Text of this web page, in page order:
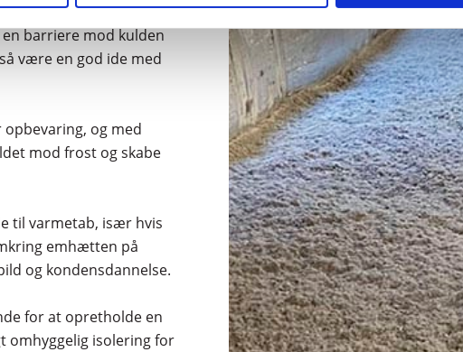
af loftet med at
barriere mod kulden
være en god ide med
og med
mod frost og skabe
til varmetab, især hvis
emhætten på
og kondensdannelse.
for at opretholde en
isolering for